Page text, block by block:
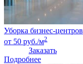
Уборка бизнес-центров
от 50 руб./м2
Заказать
Подробнее